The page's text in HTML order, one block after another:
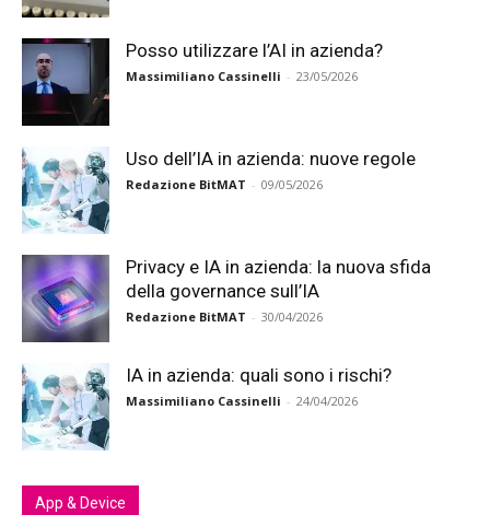
Posso utilizzare l’AI in azienda?
Massimiliano Cassinelli - 23/05/2026
Uso dell’IA in azienda: nuove regole
Redazione BitMAT - 09/05/2026
Privacy e IA in azienda: la nuova sfida
della governance sull’IA
Redazione BitMAT - 30/04/2026
IA in azienda: quali sono i rischi?
Massimiliano Cassinelli - 24/04/2026
App & Device